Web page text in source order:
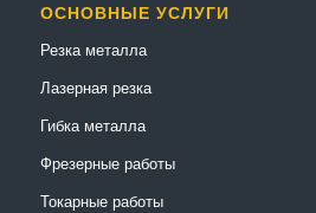
ОСНОВНЫЕ УСЛУГИ
Резка металла
Лазерная резка
Гибка металла
Фрезерные работы
Токарные работы